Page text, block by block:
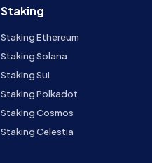
Staking
Staking Ethereum
Staking Solana
Staking Sui
Staking Polkadot
Staking Cosmos
Staking Celestia